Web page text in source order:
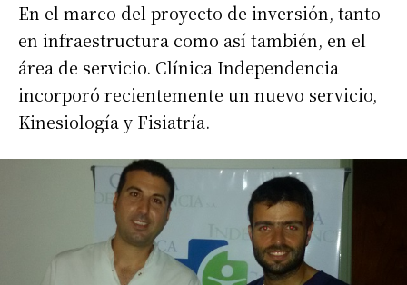
En el marco del proyecto de inversión, tanto
en infraestructura como así también, en el
área de servicio. Clínica Independencia
incorporó recientemente un nuevo servicio,
Kinesiología y Fisiatría.